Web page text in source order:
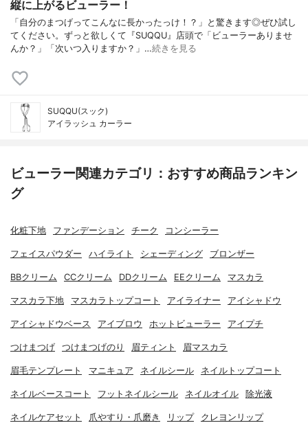
縦に上がるビューラー！
「自分のまつげってこんなに長かったっけ！？」と驚きます◎ぜひ試し
てください。ずっと欲しくて『SUQQU』店頭で「ビューラーありませ
んか？」「次いつ入りますか？」…続きを見る
SUQQU(スック)
アイラッシュ カーラー
ビューラー関連カテゴリ：おすすめ商品ランキン
グ
化粧下地 ファンデーション チーク コンシーラー
フェイスパウダー ハイライト シェーディング ブロンザー
BBクリーム CCクリーム DDクリーム EEクリーム マスカラ
マスカラ下地 マスカラトップコート アイライナー アイシャドウ
アイシャドウベース アイブロウ ホットビューラー アイプチ
つけまつげ つけまつげのり 眉ティント 眉マスカラ
眉毛テンプレート マニキュア ネイルシール ネイルトップコート
ネイルベースコート フットネイルシール ネイルオイル 除光液
ネイルケアセット 爪やすり・爪磨き リップ クレヨンリップ